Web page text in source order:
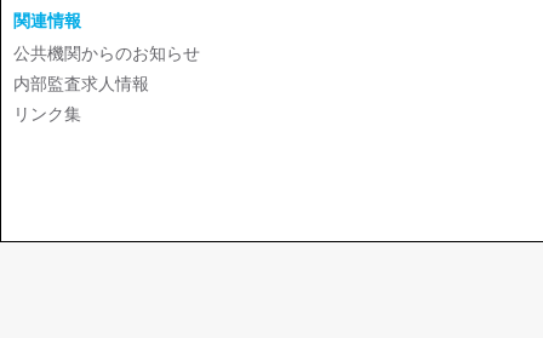
関連情報
公共機関からのお知らせ
内部監査求人情報
リンク集